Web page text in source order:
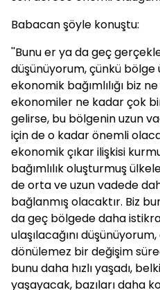
Babacan şöyle konuştu:
''Bunu er ya da geç
düşünüyorum, çünkü bölge
ekonomik bağımlılığı biz
ekonomiler ne kadar çok
gelirse, bu bölgenin uzun
için de o kadar önemli
ekonomik çıkar ilişkisi
bağımlılık oluşturmuş
de orta ve uzun vadede
bağlanmış olacaktır. Biz
da geç bölgede daha
ulaşılacağını
dönülemez bir değişim
bunu daha hızlı yaşadı,
yaşayacak, bazıları daha